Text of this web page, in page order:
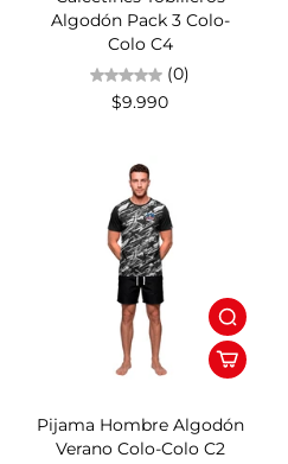
Algodón Pack 3 Colo-
Colo C4
(0)
$9.990
Pijama Hombre Algodón
Verano Colo-Colo C2